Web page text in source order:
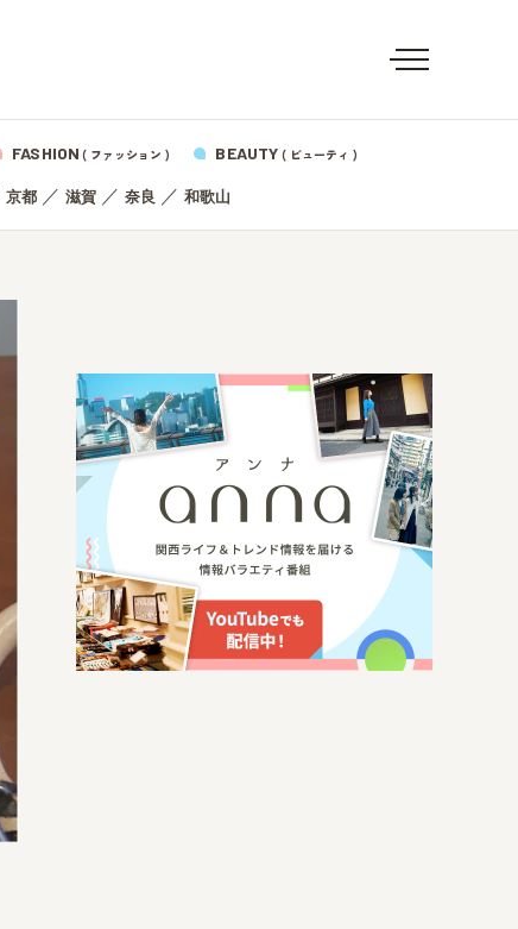
FASHION ( ファッション ) BEAUTY ( ビューティ )
京都／ 滋賀／ 奈良 ／ 和歌山